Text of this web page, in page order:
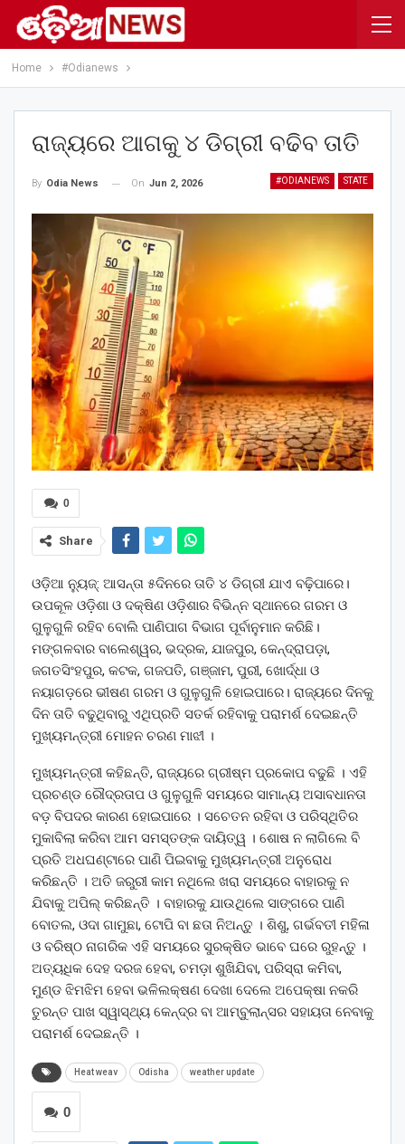
Home #Odianews
ରାଜ୍ୟରେ ଆଗକୁ ୪ ଡିଗ୍ରୀ ବଢିବ ତାତି
#ODIANEWS STATE
By Odia News On Jun 2, 2026
0
Share
ଓଡ଼ିଆ ନ୍ୟୁଜ୍: ଆସନ୍ତା ୫ଦିନରେ ତାତି ୪ ଡିଗ୍ରୀ ଯାଏ ବଢ଼ିପାରେ।
ଉପକୂଳ ଓଡ଼ିଶା ଓ ଦକ୍ଷିଣ ଓଡ଼ିଶାର ବିଭିନ୍ନ ସ୍ଥାନରେ ଗରମ ଓ
ଗୁଳୁଗୁଳି ରହିବ ବୋଲି ପାଣିପାଗ ବିଭାଗ ପୂର୍ବାନୁମାନ କରିଛି।
ମଙ୍ଗଳବାର ବାଲେଶ୍ୱର, ଭଦ୍ରକ, ଯାଜପୁର, କେନ୍ଦ୍ରାପଡ଼ା,
ଜଗତସିଂହପୁର, କଟକ, ଗଜପତି, ଗଞ୍ଜାମ, ପୁରୀ, ଖୋର୍ଦ୍ଧା ଓ
ନୟାଗଡ଼ରେ ଭୀଷଣ ଗରମ ଓ ଗୁଳୁଗୁଳି ହୋଇପାରେ। ରାଜ୍ୟରେ ଦିନକୁ
ଦିନ ତାତି ବଢୁଥିବାରୁ ଏଥିପ୍ରତି ସତର୍କ ରହିବାକୁ ପରାମର୍ଶ ଦେଇଛନ୍ତି
ମୁଖ୍ୟମନ୍ତ୍ରୀ ମୋହନ ଚରଣ ମାଝୀ ।
ମୁଖ୍ୟମନ୍ତ୍ରୀ କହିଛନ୍ତି, ରାଜ୍ୟରେ ଗ୍ରୀଷ୍ମ ପ୍ରକୋପ ବଢୁଛି । ଏହି
ପ୍ରଚଣ୍ଡ ରୌଦ୍ରତାପ ଓ ଗୁଳୁଗୁଳି ସମୟରେ ସାମାନ୍ୟ ଅସାବଧାନତା
ବଡ଼ ବିପଦର କାରଣ ହୋଇପାରେ । ସଚେତନ ରହିବା ଓ ପରିସ୍ଥିତିର
ମୁକାବିଲା କରିବା ଆମ ସମସ୍ତଙ୍କ ଦାୟିତ୍ୱ । ଶୋଷ ନ ଲାଗିଲେ ବି
ପ୍ରତି ଅଧଘଣ୍ଟାରେ ପାଣି ପିଇବାକୁ ମୁଖ୍ୟମନ୍ତ୍ରୀ ଅନୁରୋଧ
କରିଛନ୍ତି । ଅତି ଜରୁରୀ କାମ ନଥିଲେ ଖରା ସମୟରେ ବାହାରକୁ ନ
ଯିବାକୁ ଅପିଲ୍ କରିଛନ୍ତି । ବାହାରକୁ ଯାଉଥିଲେ ସାଙ୍ଗରେ ପାଣି
ବୋତଲ, ଓଦା ଗାମୁଛା, ଟୋପି ବା ଛତା ନିଅନ୍ତୁ । ଶିଶୁ, ଗର୍ଭବତୀ ମହିଳା
ଓ ବରିଷ୍ଠ ନାଗରିକ ଏହି ସମୟରେ ସୁରକ୍ଷିତ ଭାବେ ଘରେ ରୁହନ୍ତୁ ।
ଅତ୍ୟଧିକ ଦେହ ଦରଜ ହେବା, ଚମଡ଼ା ଶୁଖିଯିବା, ପରିସ୍ରା କମିବା,
ମୁଣ୍ଡ ଝିମଝିମ ହେବା ଭଳିଲକ୍ଷଣ ଦେଖା ଦେଲେ ଅପେକ୍ଷା ନକରି
ତୁରନ୍ତ ପାଖ ସ୍ୱାସ୍ଥ୍ୟ କେନ୍ଦ୍ର ବା ଆମ୍ବୁଲାନ୍ସର ସହାୟତା ନେବାକୁ
ପରାମର୍ଶ ଦେଇଛନ୍ତି ।
Heat weav Odisha weather update
0